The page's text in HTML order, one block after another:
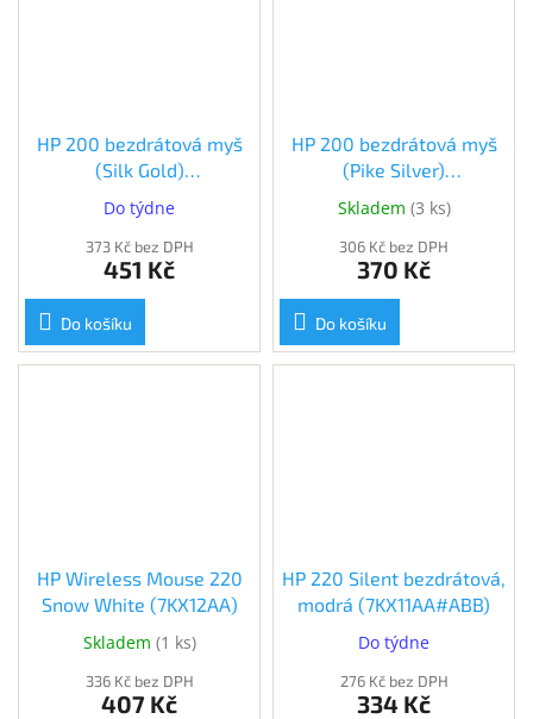
HP 200 bezdrátová myš
(Silk Gold)
Do týdne
373 Kč bez DPH
451 Kč
Do košíku
HP 200 bezdrátová myš
(Pike Silver)
Skladem (3 ks)
306 Kč bez DPH
370 Kč
Do košíku
HP Wireless Mouse 220
Snow White (7KX12AA)
Skladem (1 ks)
336 Kč bez DPH
407 Kč
HP 220 Silent bezdrátová,
modrá (7KX11AA#ABB)
Do týdne
276 Kč bez DPH
334 Kč